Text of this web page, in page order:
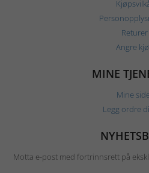
Returer
Angre
MINE
Mine
Legg ordre
Motta e-post med fortrinnsrett på